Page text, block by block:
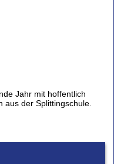
Jahr mit hoffentlich
der Splittingschule.